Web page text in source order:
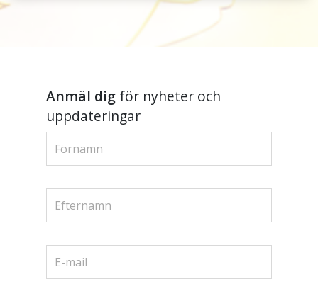
Anmäl digför nyheter och
uppdateringar